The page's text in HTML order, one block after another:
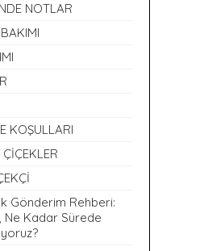
NOTLAR
KOŞULLARI
Gönderim Rehberi:
Ne Kadar Sürede